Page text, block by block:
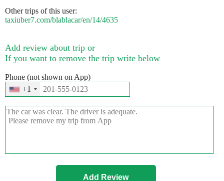
Other trips of this user:
taxiuber7.com/blablacar/en/14/4635
Add review about trip or
If you want to remove the trip write below
Phone (not shown on App)
+1